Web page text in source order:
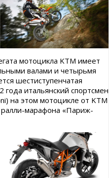
мотоцикла KTM имеет
валами и четырьмя
шестиступенчатая
года итальянский спортсмен
на этом мотоцикле от KTM
марафона «Париж-